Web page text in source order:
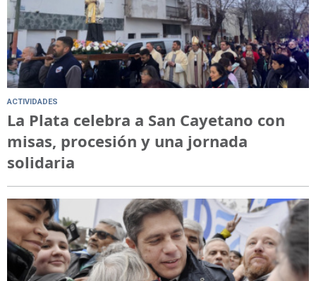
ACTIVIDADES
La Plata celebra a San Cayetano con
misas, procesión y una jornada
solidaria